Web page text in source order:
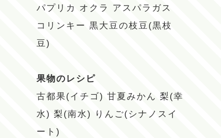
パプリカ オクラ
アスパラガス
コリンキー 黒大豆の枝豆(黒枝
豆)
果物のレシピ
古都果(イチゴ) 甘夏みかん 梨(幸
水) 梨(南水)
りんご(シナノスイ
ート)